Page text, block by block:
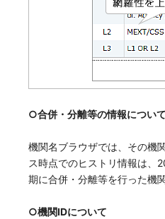
○合併・分離等の情報について
機関名ブラウザでは、その機
ス時点でのヒストリ情報は、
期に合併・分離等を行った機
○機関IDについて